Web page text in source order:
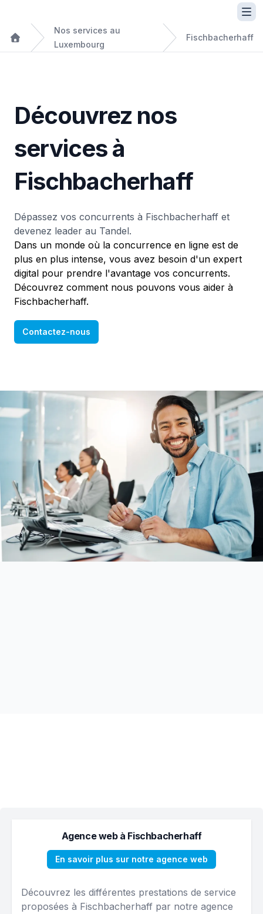
Nos services au
Luxembourg
Fischbacherhaff
Découvrez nos
services à
Fischbacherhaff
Dépassez vos concurrents à Fischbacherhaff et
devenez leader au Tandel.
Dans un monde où la concurrence en ligne est de
plus en plus intense, vous avez besoin d'un expert
digital pour prendre l'avantage vos concurrents.
Découvrez comment nous pouvons vous aider à
Fischbacherhaff.
Contactez-nous
Agence web à Fischbacherhaff
En savoir plus sur notre agence web
Découvrez les différentes prestations de service
proposées à Fischbacherhaff par notre agence